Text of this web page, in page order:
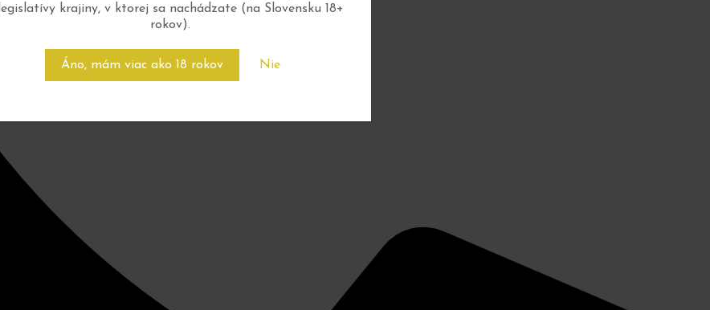
legislatívy krajiny, v ktorej sa nachádzate (na Slovensku 18+
rokov).
Áno, mám viac ako 18 rokov Nie